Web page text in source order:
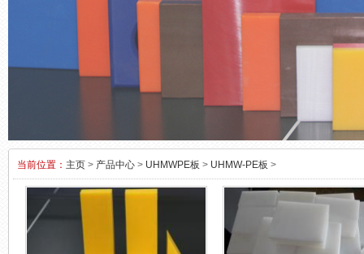
当前位置： 主页 > 产品中心 > UHMWPE板 > UHMW-PE板 >